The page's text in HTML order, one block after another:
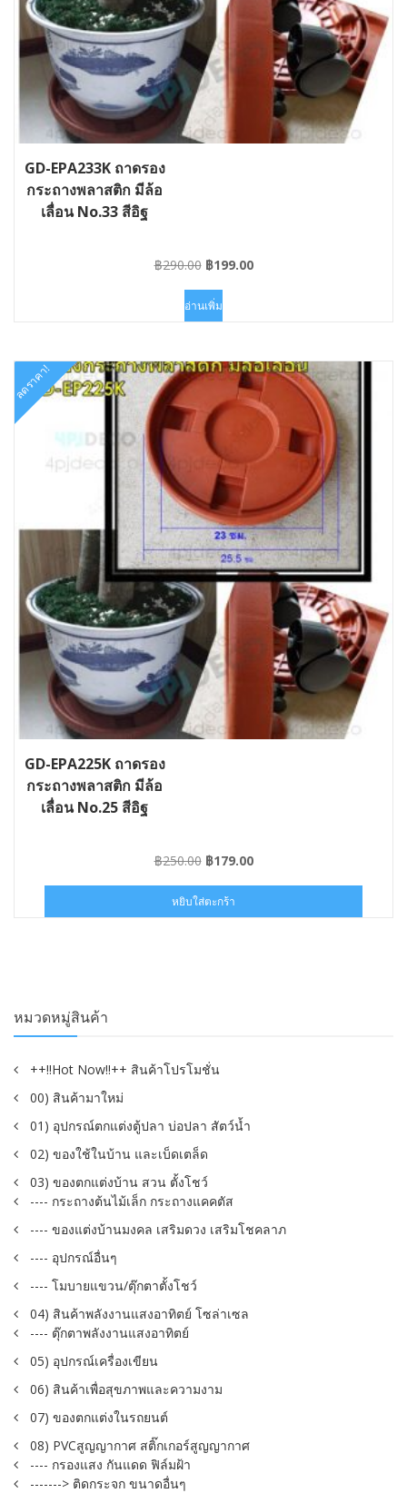
GD-EPA233K ถาดรอง
กระถางพลาสติก มีล้อ
เลื่อน No.33 สีอิฐ
฿290.00 Original
was:
฿290.00.
฿199.00Current
อ่านเพิ่ม
ลดราคา!
GD-EPA225K ถาดรอง
กระถางพลาสติก มีล้อ
เลื่อน No.25 สีอิฐ
฿250.00 Original
was:
฿250.00.
฿179.00Current
฿179.00.
หยิบใส่ตะกร้า
หมวดหมู่สินค้า
++!!Hot Now!!++ สินค้าโปรโมชั่น
00) สินค้ามาใหม่
01) อุปกรณ์ตกแต่งตู้ปลา บ่อปลา สัตว์น้ำ
02) ของใช้ในบ้าน และเบ็ดเตล็ด
03) ของตกแต่งบ้าน สวน ตั้งโชว์
---- กระถางต้นไม้เล็ก กระถางแคคตัส
---- ของแต่งบ้านมงคล เสริมดวง เสริมโชคลาภ
---- อุปกรณ์อื่นๆ
---- โมบายแขวน/ตุ๊กตาตั้งโชว์
04) สินค้าพลังงานแสงอาทิตย์ โซล่าเซล
---- ตุ๊กตาพลังงานแสงอาทิตย์
05) อุปกรณ์เครื่องเขียน
06) สินค้าเพื่อสุขภาพและความงาม
07) ของตกแต่งในรถยนต์
08) PVCสูญญากาศ สติ๊กเกอร์สูญญากาศ
---- กรองแสง กันแดด ฟิล์มฝ้า
-------> ติดกระจก ขนาดอื่นๆ